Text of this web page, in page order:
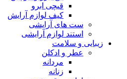
قیچی ابرو
کیف لوازم آرایش
ست های آرایشی
استند لوازم آرایشی
زیبایی و سلامت
عطر و ادکلن
مردانه
زنانه